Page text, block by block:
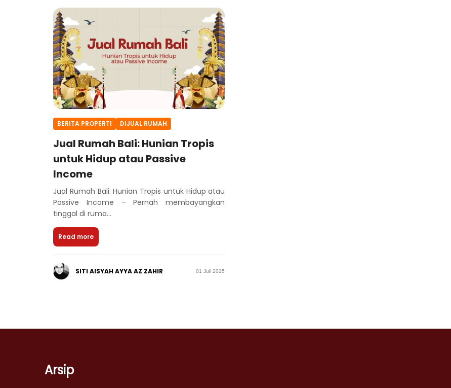
BERITA PROPERTI DIJUAL RUMAH
Jual Rumah Bali: Hunian Tropis
untuk Hidup atau Passive
Income
Jual Rumah Bali: Hunian Tropis untuk Hidup atau
Passive Income – Pernah membayangkan
tinggal di ruma...
Read more
SITI AISYAH AYYA AZ ZAHIR 01 Juli 2025
Arsip